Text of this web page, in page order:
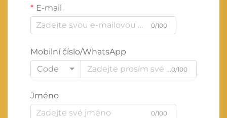
E-mail
0/100
Mobilní číslo/WhatsApp
Code
0/100
Jméno
0/100